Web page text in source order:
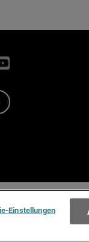
YouTube
Terms
Einstellungen